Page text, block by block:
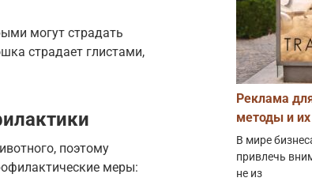
могут страдать
страдает глистами,
поэтому
меры:
Реклама
методы и
В мире
привлечь
не из